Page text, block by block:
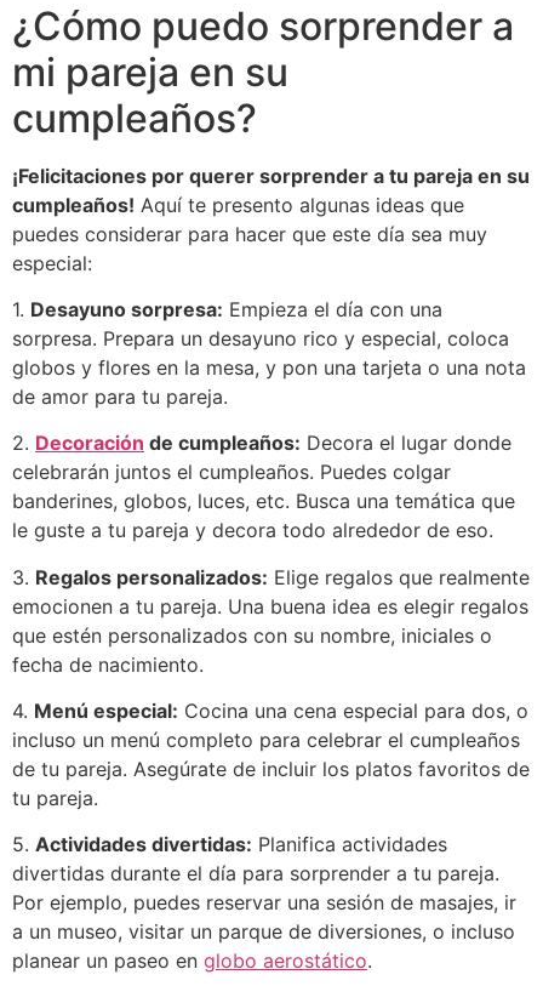
¿Cómo puedo sorprender a
mi pareja en su
cumpleaños?
¡Felicitaciones por querer sorprender a tu pareja en su
cumpleaños! Aquí te presento algunas ideas que
puedes considerar para hacer que este día sea muy
especial:
1. Desayuno sorpresa: Empieza el día con una
sorpresa. Prepara un desayuno rico y especial, coloca
globos y flores en la mesa, y pon una tarjeta o una nota
de amor para tu pareja.
2. Decoración de cumpleaños: Decora el lugar donde
celebrarán juntos el cumpleaños. Puedes colgar
banderines, globos, luces, etc. Busca una temática que
le guste a tu pareja y decora todo alrededor de eso.
3. Regalos personalizados: Elige regalos que realmente
emocionen a tu pareja. Una buena idea es elegir regalos
que estén personalizados con su nombre, iniciales o
fecha de nacimiento.
4. Menú especial: Cocina una cena especial para dos, o
incluso un menú completo para celebrar el cumpleaños
de tu pareja. Asegúrate de incluir los platos favoritos de
tu pareja.
5. Actividades divertidas: Planifica actividades
divertidas durante el día para sorprender a tu pareja.
Por ejemplo, puedes reservar una sesión de masajes, ir
a un museo, visitar un parque de diversiones, o incluso
planear un paseo en globo aerostático.